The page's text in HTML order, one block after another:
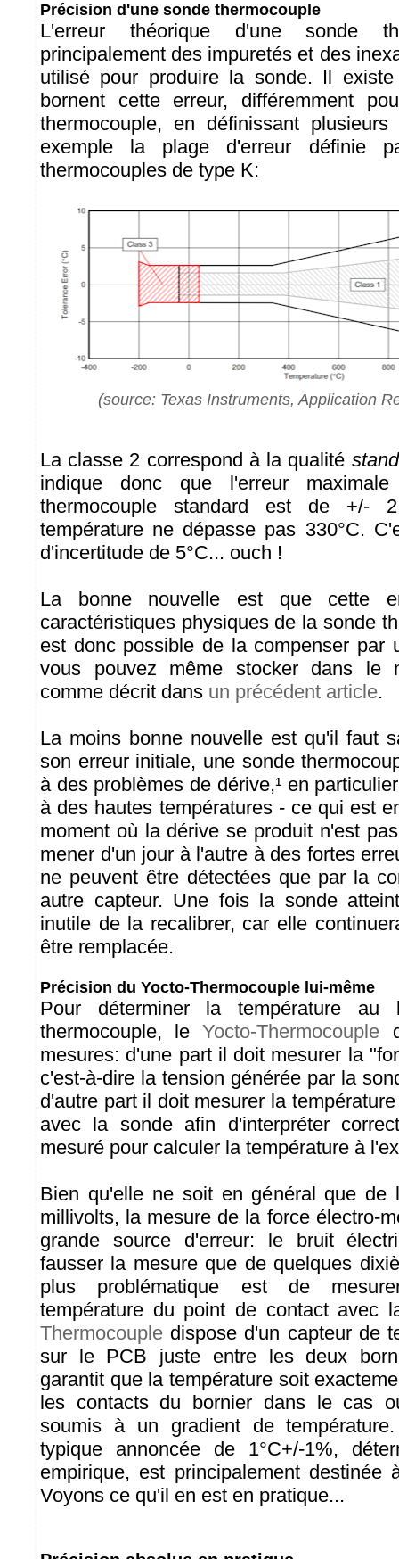
Précision d'une sonde thermocouple
L'erreur théorique d'une sonde
principalement des impuretés et des
utilisé pour produire la sonde. Il
bornent cette erreur, différemment
thermocouple, en définissant
exemple la plage d'erreur définie
thermocouples de type K:
(source: Texas Instruments, Application
La classe 2 correspond à la qualité
indique donc que l'erreur
thermocouple standard est de +/-
température ne dépasse pas 330°C.
d'incertitude de 5°C... ouch !
La bonne nouvelle est que cette
caractéristiques physiques de la sonde
est donc possible de la compenser par
vous pouvez même stocker dans le
comme décrit dans un précédent article.
La moins bonne nouvelle est qu'il faut
son erreur initiale, une sonde
à des problèmes de dérive,¹ en
à des hautes températures - ce qui est
moment où la dérive se produit n'est
mener d'un jour à l'autre à des fortes
ne peuvent être détectées que par la
autre capteur. Une fois la sonde
inutile de la recalibrer, car elle
être remplacée.
Précision du Yocto-Thermocouple lui-même
Pour déterminer la température au
thermocouple, leYocto-Thermocouple
mesures: d'une part il doit mesurer la
c'est-à-dire la tension générée par la
d'autre part il doit mesurer la
avec la sonde afin d'interpréter
mesuré pour calculer la température à
Bien qu'elle ne soit en général que de
millivolts, la mesure de la force électro-
grande source d'erreur: le bruit
fausser la mesure que de quelques
plus problématique est de
température du point de contact avec
Thermocouple dispose d'un capteur de
sur le PCB juste entre les deux
garantit que la température soit
les contacts du bornier dans le cas
soumis à un gradient de
typique annoncée de 1°C+/-1%,
empirique, est principalement destinée
Voyons ce qu'il en est en pratique...